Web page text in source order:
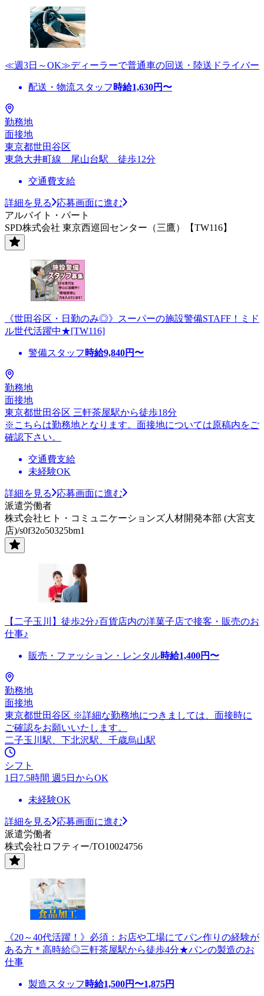
≪週3日～OK≫ディーラーで普通車の回送・陸送ドライバー
配送・物流スタッフ 時給1,630円〜
勤務地
面接地
東京都世田谷区
東急大井町線 尾山台駅 徒歩12分
交通費支給
詳細を見る
応募画面に進む
アルバイト・パート
SPD株式会社 東京西巡回センター（三鷹）【TW116】
《世田谷区・日勤のみ◎》スーパーの施設警備STAFF！ミド
ル世代活躍中★[TW116]
警備スタッフ 時給9,840円〜
勤務地
面接地
東京都世田谷区 三軒茶屋駅から徒歩18分
※こちらは勤務地となります。面接地については原稿内をご
確認下さい。
交通費支給
未経験OK
詳細を見る
応募画面に進む
派遣労働者
株式会社ヒト・コミュニケーションズ人材開発本部 (大宮支
店)/s0f32o50325bm1
【二子玉川】徒歩2分♪百貨店内の洋菓子店で接客・販売のお
仕事♪
販売・ファッション・レンタル時給1,400円〜
勤務地
面接地
東京都世田谷区 ※詳細な勤務地につきましては、面接時に
ご確認をお願いいたします。
二子玉川駅、下北沢駅、千歳烏山駅
シフト
1日7.5時間 週5日からOK
未経験OK
詳細を見る
応募画面に進む
派遣労働者
株式会社ロフティー/TO10024756
《20～40代活躍！》必須：お店や工場にてパン作りの経験が
ある方＊高時給◎三軒茶屋駅から徒歩4分★パンの製造のお
仕事
製造スタッフ 時給1,500円〜1,875円